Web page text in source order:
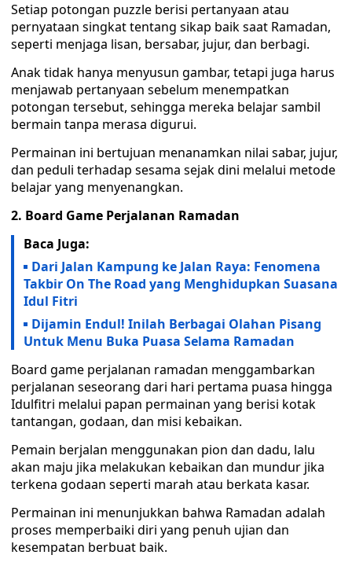
Setiap potongan puzzle berisi pertanyaan atau
pernyataan singkat tentang sikap baik saat Ramadan,
seperti menjaga lisan, bersabar, jujur, dan berbagi.
‎Anak tidak hanya menyusun gambar, tetapi juga harus
menjawab pertanyaan sebelum menempatkan
potongan tersebut, sehingga mereka belajar sambil
bermain tanpa merasa digurui.
Permainan ini bertujuan menanamkan nilai sabar, jujur,
dan peduli terhadap sesama sejak dini melalui metode
belajar yang menyenangkan.
2. Board Game Perjalanan Ramadan
Baca Juga:
Dari Jalan Kampung ke Jalan Raya: Fenomena
Takbir On The Road yang Menghidupkan Suasana
Idul Fitri
Dijamin Endul! Inilah Berbagai Olahan Pisang
Untuk Menu Buka Puasa Selama Ramadan
Board game perjalanan ramadan menggambarkan
perjalanan seseorang dari hari pertama puasa hingga
Idulfitri melalui papan permainan yang berisi kotak
tantangan, godaan, dan misi kebaikan.
Pemain berjalan menggunakan pion dan dadu, lalu
akan maju jika melakukan kebaikan dan mundur jika
terkena godaan seperti marah atau berkata kasar.
Permainan ini menunjukkan bahwa Ramadan adalah
proses memperbaiki diri yang penuh ujian dan
kesempatan berbuat baik.